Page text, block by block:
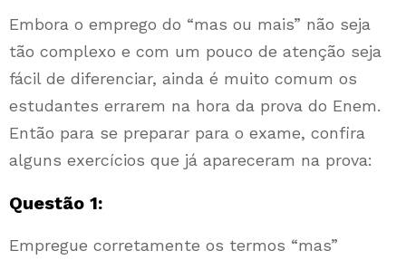
Embora o emprego do “mas ou mais” não seja
tão complexo e com um pouco de atenção seja
fácil de diferenciar, ainda é muito comum os
estudantes errarem na hora da prova do Enem.
Então para se preparar para o exame, confira
alguns exercícios que já apareceram na prova:
Questão 1:
Empregue corretamente os termos “mas”